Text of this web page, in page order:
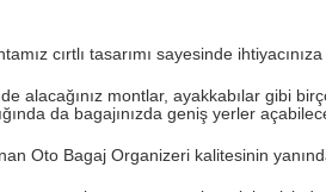
cırtlı tasarımı sayesinde
alacağınız montlar, ayakkabılar gibi
da bagajınızda geniş yerler
Oto Bagaj Organizeri kalitesinin